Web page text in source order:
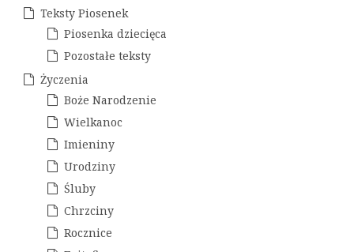
Teksty Piosenek
Piosenka dziecięca
Pozostałe teksty
Życzenia
Boże Narodzenie
Wielkanoc
Imieniny
Urodziny
Śluby
Chrzciny
Rocznice